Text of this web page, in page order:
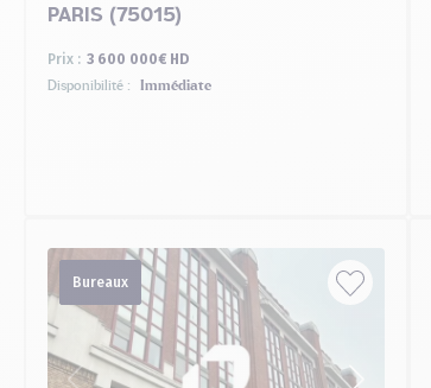
PARIS (75015)
Prix : 3 600 000€ HD
Disponibilité : Immédiate
Bureaux